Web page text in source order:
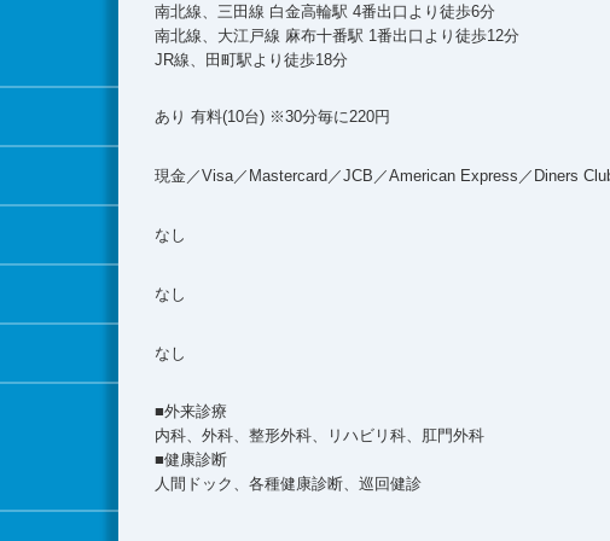
南北線、三田線 白金高輪駅 4番出口より徒歩6分
南北線、大江戸線 麻布十番駅 1番出口より徒歩12分
JR線、田町駅より徒歩18分
あり 有料(10台) ※30分毎に220円
現金／Visa／Mastercard／JCB／American Express／Diners
なし
なし
なし
■外来診療
内科、外科、整形外科、リハビリ科、肛門外科
■健康診断
人間ドック、各種健康診断、巡回健診